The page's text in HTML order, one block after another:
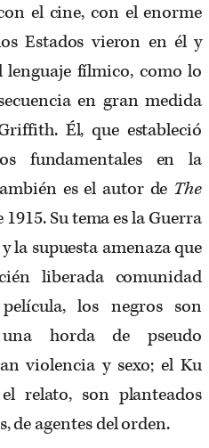
el cine, con el enorme
Estados vieron en él y
lenguaje fílmico, como lo
en gran medida
Él, que estableció
fundamentales en la
es el autor de The
1915. Su tema es la Guerra
la supuesta amenaza que
liberada comunidad
los negros son
una horda de pseudo
violencia y sexo; el Ku
relato, son planteados
de agentes del orden.